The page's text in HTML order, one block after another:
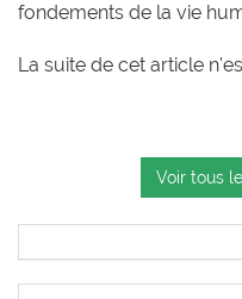
fondements de la vie
La suite de cet article
Voir tous